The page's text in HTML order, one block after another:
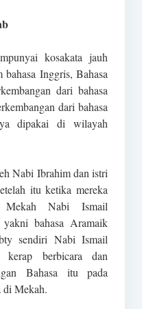
kosakata jauh
Inggris, Bahasa
dari bahasa
dari bahasa
dipakai di wilayah
Nabi Ibrahim dan istri
itu ketika mereka
Nabi Ismail
yakni bahasa Aramaik
sendiri Nabi Ismail
berbicara dan
Bahasa itu pada
di Mekah.